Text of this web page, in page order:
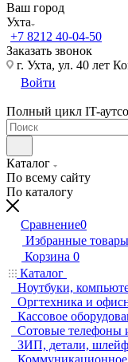
Ваш город
Ухта
+7 8212 40-04-50
Заказать звонок
г. Ухта, ул. 40 лет
Войти
Полный цикл IT-
Каталог
По всему сайту
По каталогу
Сравнение0
Избранные товары
Корзина 0
Каталог
Ноутбуки,
Оргтехника и
Кассовое
Сотовые телефоны
ЗИП, детали,
Коммуникационное